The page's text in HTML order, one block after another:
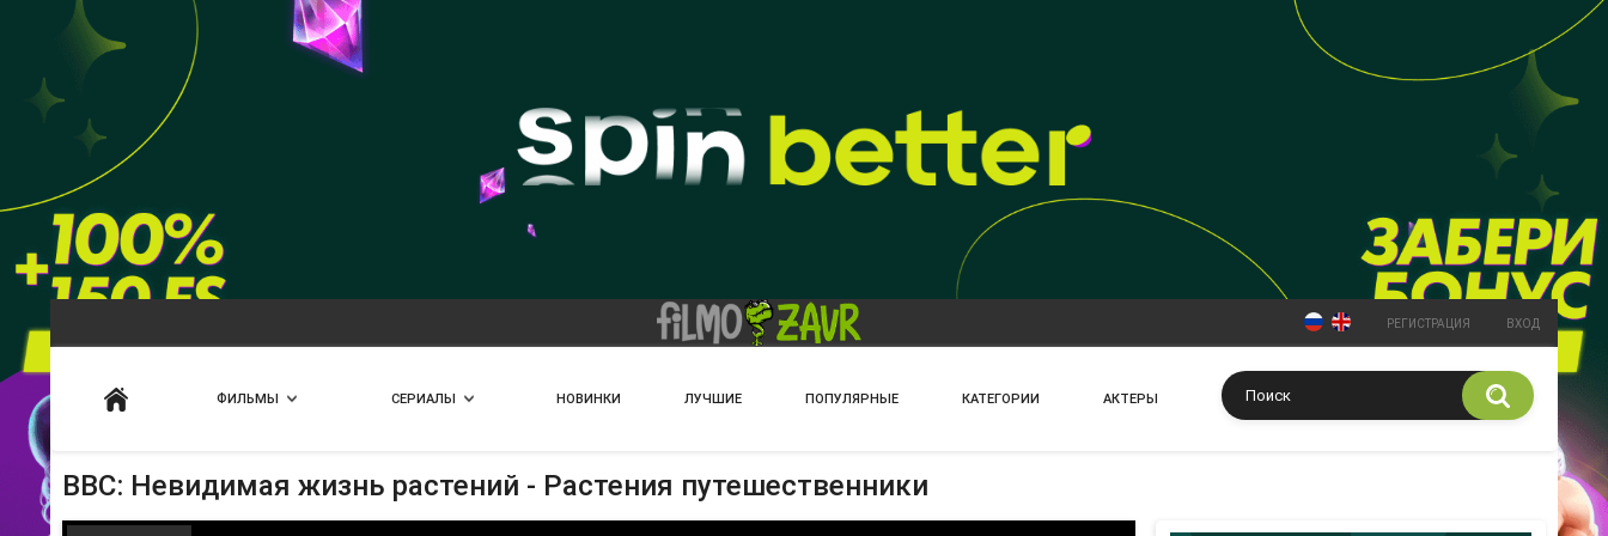
РЕГИСТРАЦИЯ ВХОД
ФИЛЬМЫ СЕРИАЛЫ НОВИНКИ ЛУЧШИЕ ПОПУЛЯРНЫЕ КАТЕГОРИИ АКТЕРЫ
BBC: Невидимая жизнь растений - Растения путешественники